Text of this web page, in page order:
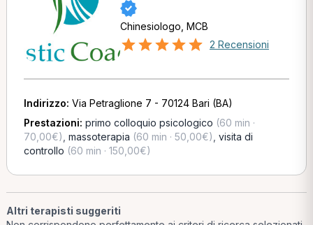
Chinesiologo, MCB
2 Recensioni
Indirizzo: Via Petraglione 7 - 70124 Bari (BA)
Prestazioni: primo colloquio psicologico (60 min ·
70,00€) massoterapia (60 min · 50,00€) visita di
controllo (60 min · 150,00€)
Altri terapisti suggeriti